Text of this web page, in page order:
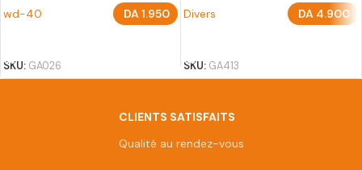
wd-40 DA 1.950
SKU: GA026
Divers DA 4.900
SKU: GA413
CLIENTS SATISFAITS
Qualité au rendez-vous